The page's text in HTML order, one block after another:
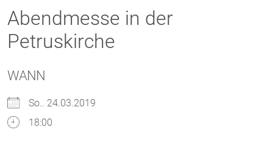
Abendmesse in der
Petruskirche
WANN
So.. 24.03.2019
18:00